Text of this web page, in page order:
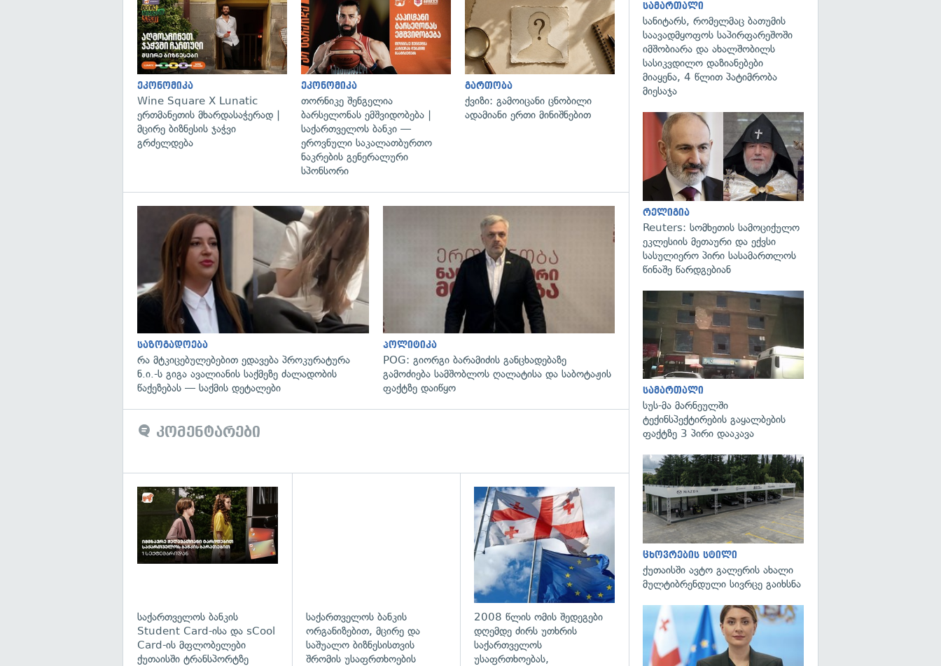
ეკონომიკა
Wine Square X Lunatic
ერთმანეთის მხარდასაჭერად |
მცირე ბიზნესის ჯაჭვი
გრძელდება
ეკონომიკა
თორნიკე შენგელია
ბარსელონას ემშვიდობება |
საქართველოს ბანკი —
ეროვნული საკალათბურთო
ნაკრების გენერალური
სპონსორი
გართობა
ქვიზი: გამოიცანი ცნობილი
ადამიანი ერთი მინიშნებით
საზოგადოება
რა მტკიცებულებებით ედავება პროკურატურა
ნ.ი.-ს გიგა ავალიანის საქმეზე ძალადობის
წაქეზებას — საქმის დეტალები
პოლიტიკა
POG: გიორგი ბარამიძის განცხადებაზე
გამოძიება სამშობლოს ღალატისა და საბოტაჟის
ფაქტზე დაიწყო
კომენტარები
საქართველოს ბანკის
Student Card-ისა და sCool
Card-ის მფლობელები
ქუთაისში ტრანსპორტზე
საქართველოს ბანკის
ორგანიზებით, მცირე და
საშუალო ბიზნესისთვის
შრომის უსაფრთხოების
გადახედვა
2008 წლის ომის შედეგები
დღემდე ძირს უთხრის
საქართველოს
უსაფრთხოებას,
სამართალი
სანიტარს, რომელმაც ბათუმის
საავადმყოფოს საპირფარეშოში
იმშობიარა და ახალშობილს
სასიკვდილო დაზიანებები
მიაყენა, 4 წლით პატიმრობა
მიესაჯა
რელიგია
Reuters: სომხეთის სამოციქულო
ეკლესიის მეთაური და ექვსი
სასულიერო პირი სასამართლოს
წინაშე წარდგებიან
სამართალი
სუს-მა მარნეულში
ტექინსპექტირების გაყალბების
ფაქტზე 3 პირი დააკავა
ცხოვრების სტილი
ქუთაისში ავტო გალერის ახალი
მულტიბრენდული სივრცე გაიხსნა